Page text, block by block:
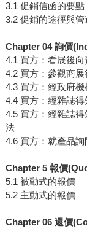
3.1 促銷信函的要點
3.2 促銷的途徑與管
Chapter 04 詢價
4.1 買方：看展後
4.2 買方：參觀商
4.3 買方：經政府
4.4 買方：經雜誌
4.5 買方：經雜誌
法
4.6 買方：就產品詢
Chapter 5 報價
5.1 被動式的報價
5.2 主動式的報價
Chapter 06 還價